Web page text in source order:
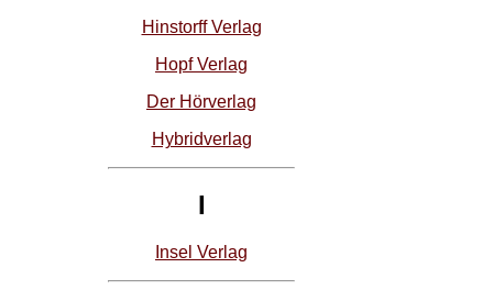
Hinstorff Verlag
Hopf Verlag
Der Hörverlag
Hybridverlag
I
Insel Verlag